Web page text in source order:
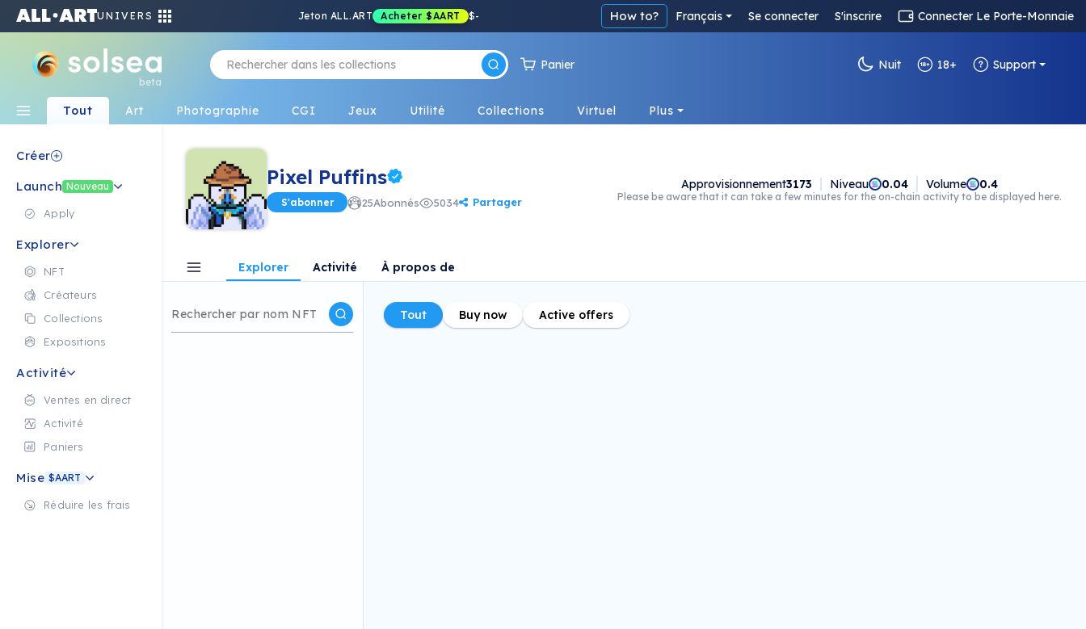
UNIVERS Jeton ALL.ART Acheter $AART $- How to? Français Se connecter S'inscrire Connecter Le Porte-Monnaie
beta
Panier Nuit 18+ Support
Tout Art Photographie CGI Jeux Utilité Collections Virtuel Plus
Créer
Launch Nouveau
Apply
Explorer
NFT
Créateurs
Collections
Expositions
Activité
Ventes en direct
Activité
Paniers
Mise $AART
Réduire les frais
Pixel Puffins
S'abonner 25Abonnés 5034 Partager
Approvisionnement3173 Niveau 0.04 Volume 0.4
Please be aware that it can take a few minutes for the on-chain activity to be displayed here.
Explorer Activité À propos de
Tout Buy now Active offers